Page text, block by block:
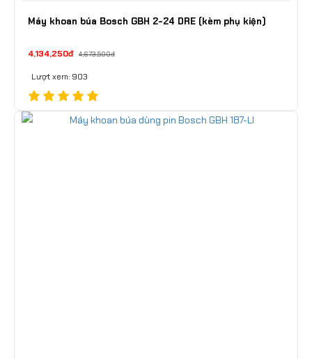
Máy khoan búa Bosch GBH 2-24 DRE (kèm phụ kiện)
4,134,250đ 4,673,500đ
Lượt xem: 903